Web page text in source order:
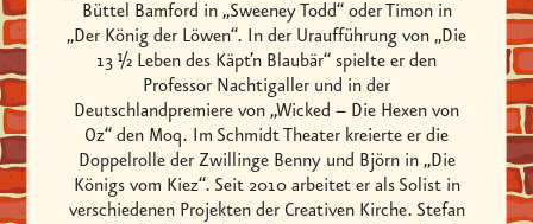
Büttel Bamford in „Sweeney Todd“ oder Timon in
„Der König der Löwen“. In der Uraufführung von „Die
13 1⁄2 Leben des Käpt’n Blaubär“ spielte er den
Professor Nachtigaller und in der
Deutschlandpremiere von „Wicked – Die Hexen von
Oz“ den Moq. Im Schmidt Theater kreierte er die
Doppelrolle der Zwillinge Benny und Björn in „Die
Königs vom Kiez“. Seit 2010 arbeitet er als Solist in
verschiedenen Projekten der Creativen Kirche. Stefan